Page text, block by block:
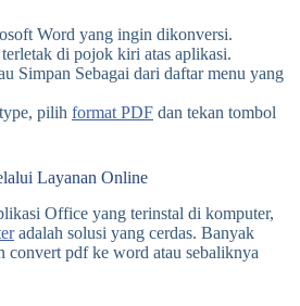
Word yang ingin dikonversi.
di pojok kiri atas aplikasi.
Simpan Sebagai dari daftar menu yang
pilih format PDF dan tekan tombol
Layanan Online
Office yang terinstal di komputer,
adalah solusi yang cerdas. Banyak
convert pdf ke word atau sebaliknya